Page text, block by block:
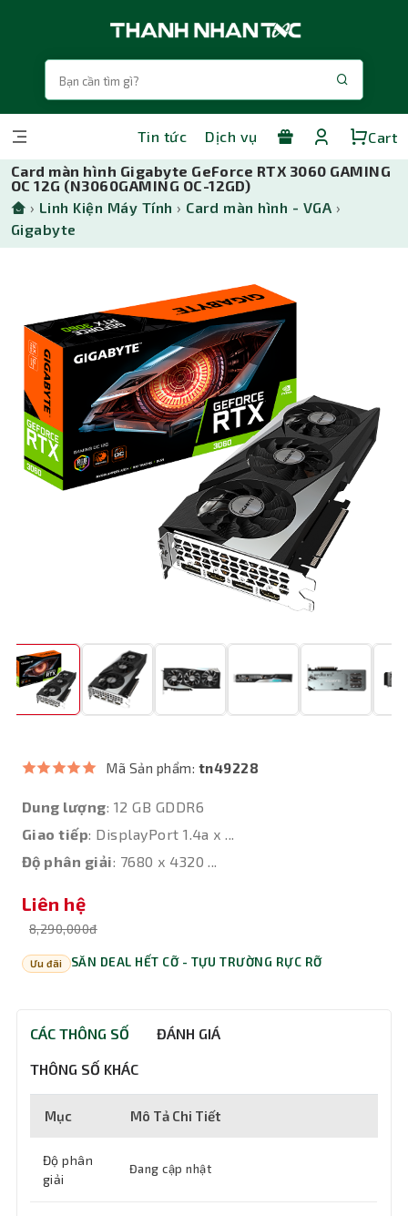
Tin tức Dịch vụ
Cart
Card màn hình Gigabyte GeForce RTX 3060 GAMING
OC 12G (N3060GAMING OC-12GD)
› Linh Kiện Máy Tính › Card màn hình - VGA ›
Gigabyte
Mã Sản phẩm: tn49228
Dung lượng: 12 GB GDDR6
Giao tiếp: DisplayPort 1.4a x ...
Độ phân giải: 7680 x 4320 ...
Liên hệ
8,290,000đ
Ưu đãi SĂN DEAL HẾT CỠ - TỰU TRƯỜNG RỰC RỠ
CÁC THÔNG SỐ ĐÁNH GIÁ
THÔNG SỐ KHÁC
Mục Mô Tả Chi Tiết
Độ phân
giải
Đang cập nhật